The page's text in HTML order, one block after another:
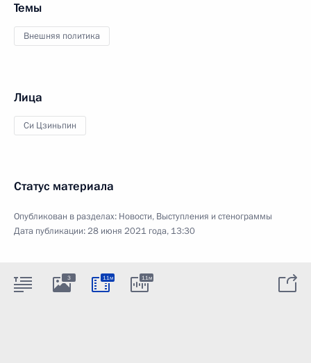
Темы
Внешняя политика
Лица
Си Цзиньпин
Статус материала
Опубликован в разделах: Новости, Выступления и стенограммы
Дата публикации:28 июня 2021 года, 13:30
3 11м 11м